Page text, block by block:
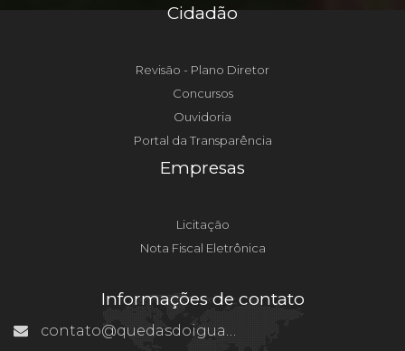
Cidadão
Revisão - Plano Diretor
Concursos
Ouvidoria
Portal da Transparência
Empresas
Licitação
Nota Fiscal Eletrônica
Informações de contato
contato@quedasdoiguacu.pr.gov.br